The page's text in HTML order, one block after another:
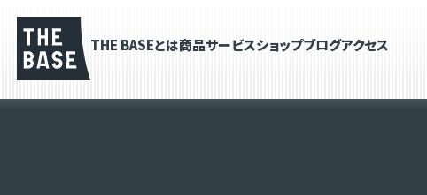
THE BASEとは商品サービスショップブログアクセス